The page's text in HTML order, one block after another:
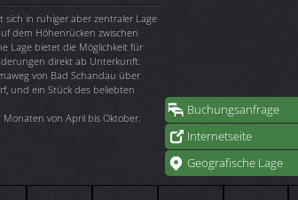
Buchungsanfrage
Internetseite
Geografische Lage
in ruhiger aber zentraler Lage
dem Höhenrücken zwischen
Lage bietet die Möglichkeit für
direkt ab Unterkunft.
von Bad Schandau über
und ein Stück des beliebten
von April bis Oktober.